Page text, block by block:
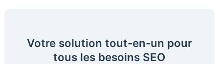
Votre solution tout-en-un pour
tous les besoins SEO